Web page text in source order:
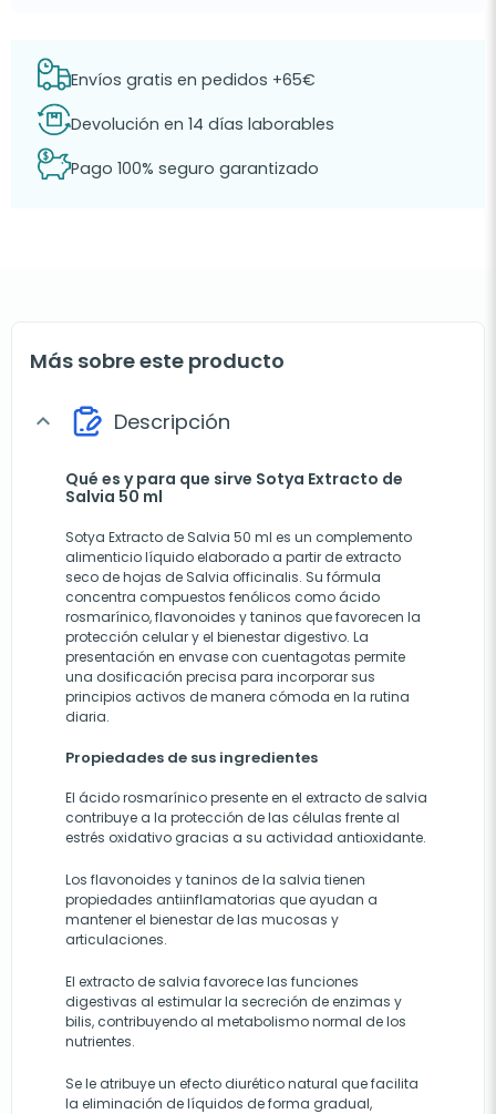
Envíos gratis en pedidos +65€
Devolución en 14 días laborables
Pago 100% seguro garantizado
Más sobre este producto
expand_more Descripción
Qué es y para que sirve Sotya Extracto de
Salvia 50 ml
Sotya Extracto de Salvia 50 ml es un complemento
alimenticio líquido elaborado a partir de extracto
seco de hojas de Salvia officinalis. Su fórmula
concentra compuestos fenólicos como ácido
rosmarínico, flavonoides y taninos que favorecen la
protección celular y el bienestar digestivo. La
presentación en envase con cuentagotas permite
una dosificación precisa para incorporar sus
principios activos de manera cómoda en la rutina
diaria.
Propiedades de sus ingredientes
El ácido rosmarínico presente en el extracto de salvia
contribuye a la protección de las células frente al
estrés oxidativo gracias a su actividad antioxidante.
Los flavonoides y taninos de la salvia tienen
propiedades antiinflamatorias que ayudan a
mantener el bienestar de las mucosas y
articulaciones.
El extracto de salvia favorece las funciones
digestivas al estimular la secreción de enzimas y
bilis, contribuyendo al metabolismo normal de los
nutrientes.
Se le atribuye un efecto diurético natural que facilita
la eliminación de líquidos de forma gradual,